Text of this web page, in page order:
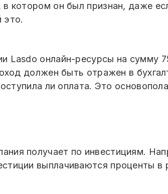
котором он был признан, даже
это.
Lasdo онлайн-ресурсы на сумму
должен быть отражен в
ли оплата. Это
получает по инвестициям.
выплачиваются проценты в